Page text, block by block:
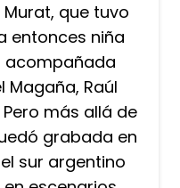
que tuvo
entonces niña
acompañada
Raúl
más allá de
grabada en
sur argentino